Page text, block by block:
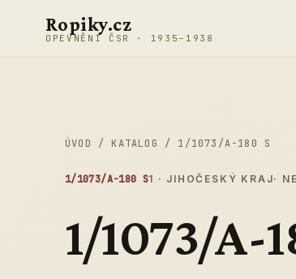
Ropiky.cz
OPEVNĚNÍ ČSR · 1935–1938
ÚVOD / KATALOG / 1/1073/A-180 S
1/1073/A-180 S1 · JIHOČESKÝ KRAJ·
1/1073/A-